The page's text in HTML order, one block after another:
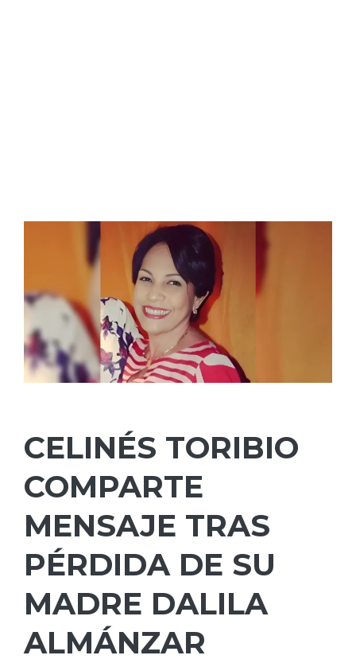
CELINÉS TORIBIO
COMPARTE
MENSAJE TRAS
PÉRDIDA DE SU
MADRE DALILA
ALMÁNZAR